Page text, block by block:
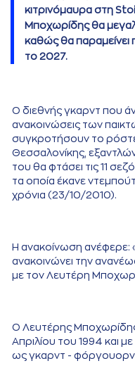
κιτρινόμαυρα στη
Μποχωρίδης θα
καθώς θα παραμείνει
το 2027.
Ο διεθνής γκαρντ που
ανακοινώσεις των
συγκροτήσουν το
Θεσσαλονίκης,
του θα φτάσει τις 11
τα οποία έκανε
χρόνια (23/10/2010).
Η ανακοίνωση ανέφερε:
ανακοινώνει την
με τον Λευτέρη
Ο Λευτέρης Μποχωρίδης
Απριλίου του 1994 και
ως γκαρντ -